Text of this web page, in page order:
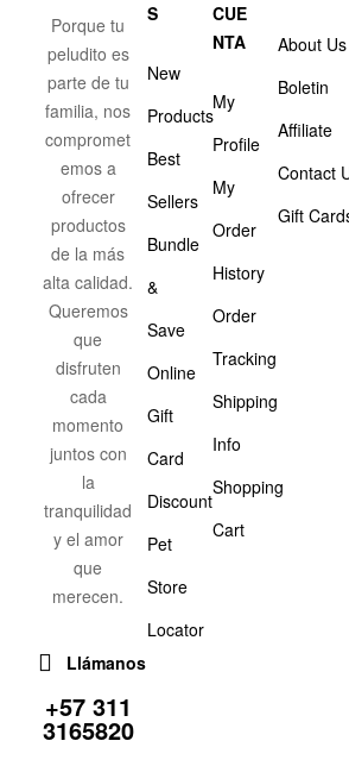
Porque tu
peludito es
parte de tu
familia, nos
compromet
emos a
ofrecer
productos
de la más
alta calidad.
Queremos
que
disfruten
cada
momento
juntos con
la
tranquilidad
y el amor
que
merecen.
Llámanos
+57 311
3165820
S
New
Products
Best
Sellers
Bundle
&
Save
Online
Gift
Card
Discount
Pet
Store
Locator
CUE
NTA
My
Profile
My
Order
History
Order
Tracking
Shipping
Info
Shopping
Cart
About Us
Boletin
Affiliate
Contact
Gift